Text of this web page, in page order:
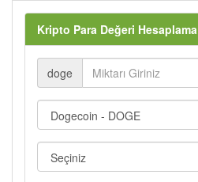
Kripto Para Değeri Hesaplama
doge